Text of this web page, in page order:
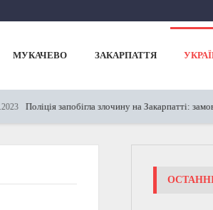
МУКАЧЕВО ЗАКАРПАТТЯ
запобігла злочину на Закарпатті: замовнику